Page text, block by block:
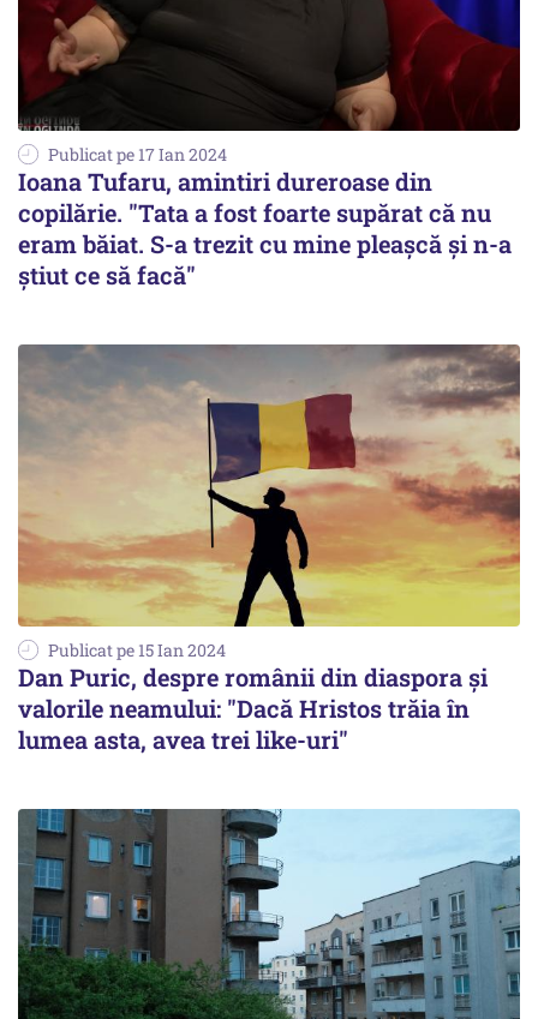
Publicat pe 17 Ian 2024
Ioana Tufaru, amintiri dureroase din
copilărie. "Tata a fost foarte supărat că nu
eram băiat. S-a trezit cu mine pleașcă și n-a
știut ce să facă"
Publicat pe 15 Ian 2024
Dan Puric, despre românii din diaspora și
valorile neamului: "Dacă Hristos trăia în
lumea asta, avea trei like-uri"